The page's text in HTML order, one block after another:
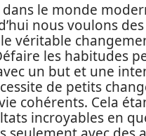
dans le monde
nous voulons
véritable
les habitudes
un but et une
de petits
cohérents. Cela
incroyables en